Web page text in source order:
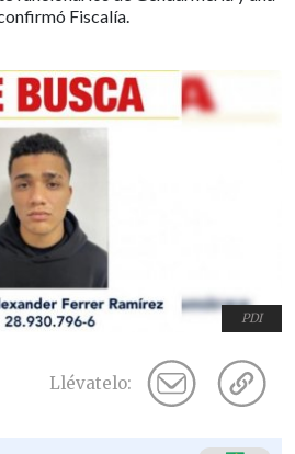
Fiscalía.
PDI
Llévatelo: